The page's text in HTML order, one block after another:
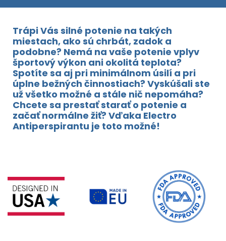
Trápi Vás silné potenie na takých
miestach, ako sú chrbát, zadok a
podobne? Nemá na vaše potenie vplyv
športový výkon ani okolitá teplota?
Spotíte sa aj pri minimálnom úsilí a pri
úplne bežných činnostiach? Vyskúšali ste
už všetko možné a stále nič nepomáha?
Chcete sa prestať starať o potenie a
začať normálne žiť? Vďaka Electro
Antiperspirantu je toto možné!